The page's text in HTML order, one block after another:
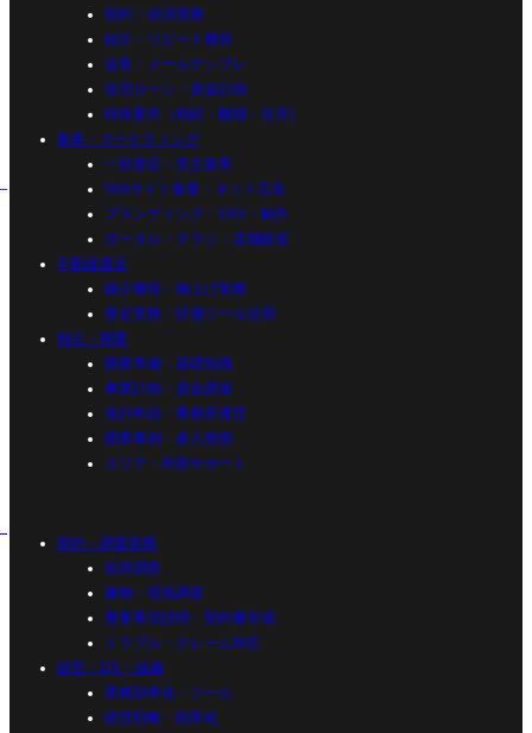
契約・決済実務
紹介・リピート獲得
追客・メールテンプレ
住宅ローン・資金計画
特殊案件（相続・離婚・任売）
集客・マーケティング
一括査定・売主集客
Webサイト集客・ネット広告
ブランディング・SNS・制作
ポータル・チラシ・店舗販促
不動産査定
媒介獲得・物上げ実務
査定実務・評価ツール活用
独立・開業
開業準備・基礎知識
事業計画・資金調達
免許申請・事務所運営
開業事例・参入形態
エリア・外部サポート
契約・調査実務
役所調査
建物・現地調査
重要事項説明・契約書作成
トラブル・クレーム対応
経営・DX・組織
業務効率化・ツール
経営戦略・効率化